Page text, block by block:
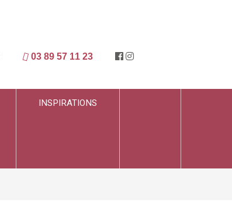
03 89 57 11 23
INSPIRATIONS